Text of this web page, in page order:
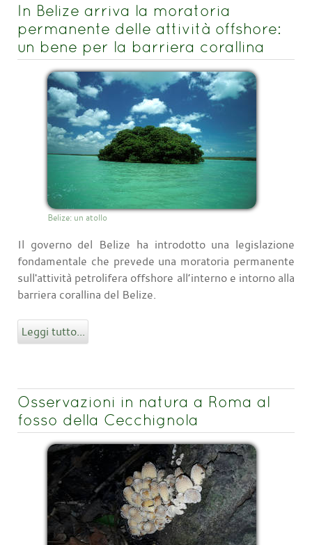
In Belize arriva la moratoria
permanente delle attività offshore:
un bene per la barriera corallina
Belize: un atollo
Il governo del Belize ha introdotto una legislazione
fondamentale che prevede una moratoria permanente
sull'attività petrolifera offshore all’interno e intorno alla
barriera corallina del Belize.
Leggi tutto...
Osservazioni in natura a Roma al
fosso della Cecchignola